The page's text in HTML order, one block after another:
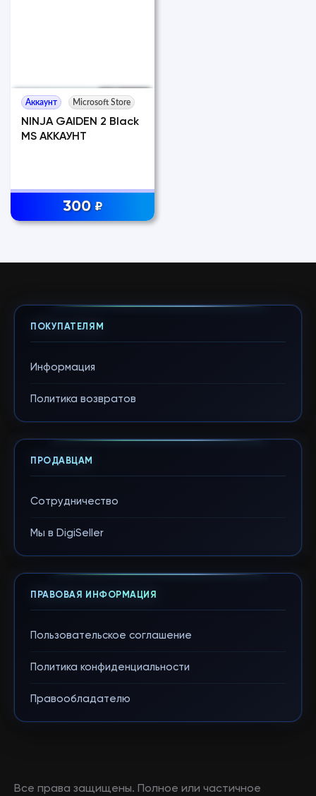
Аккаунт Microsoft Store
NINJA GAIDEN 2 Black
MS АККАУНТ
300 ₽
ПОКУПАТЕЛЯМ
Информация
Политика возвратов
ПРОДАВЦАМ
Сотрудничество
Мы в DigiSeller
ПРАВОВАЯ ИНФОРМАЦИЯ
Пользовательское соглашение
Политика конфиденциальности
Правообладателю
Все права защищены. Полное или частичное